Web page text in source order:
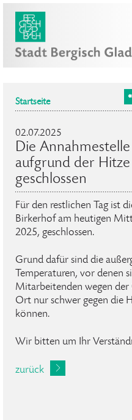
Startseite
02.07.2025
Die
aufgrund der
geschlossen
Für den restlichen Tag ist
Birkerhof am heutigen
2025, geschlossen.
Grund dafür sind die
Temperaturen, vor denen
Mitarbeitenden wegen
Ort nur schwer gegen die
können.
Wir bitten um Ihr
zurück